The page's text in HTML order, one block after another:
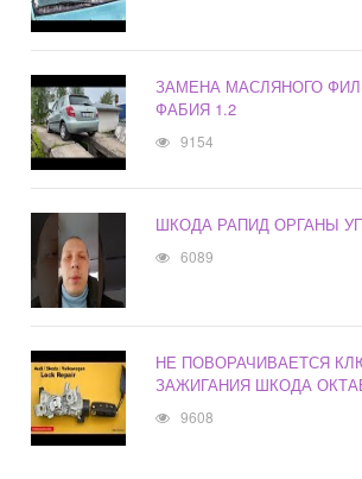
ЗАМЕНА МАСЛЯНОГО
ФАБИЯ 1.2
9154
ШКОДА РАПИД ОРГАНЫ
6089
НЕ ПОВОРАЧИВАЕТСЯ
ЗАЖИГАНИЯ ШКОДА
9608